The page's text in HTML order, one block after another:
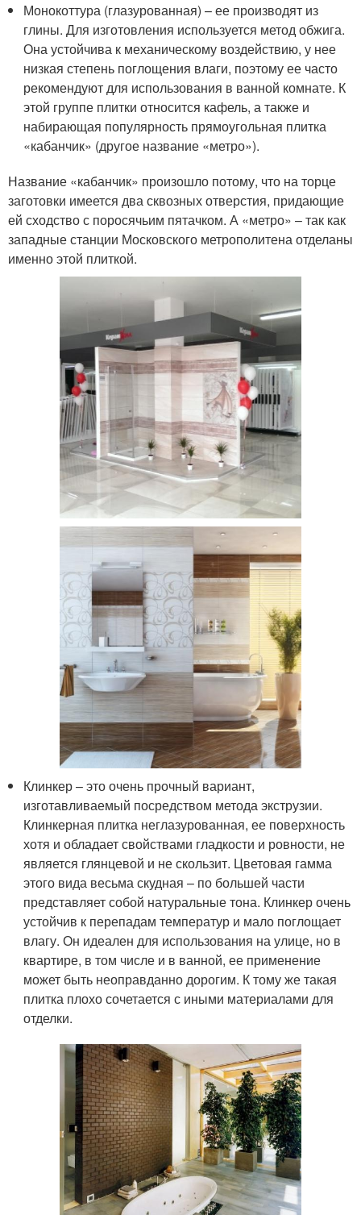
Монокоттура (глазурованная) – ее производят из
глины. Для изготовления используется метод обжига.
Она устойчива к механическому воздействию, у нее
низкая степень поглощения влаги, поэтому ее часто
рекомендуют для использования в ванной комнате. К
этой группе плитки относится кафель, а также и
набирающая популярность прямоугольная плитка
«кабанчик» (другое название «метро»).
Название «кабанчик» произошло потому, что на торце
заготовки имеется два сквозных отверстия, придающие
ей сходство с поросячьим пятачком. А «метро» – так как
западные станции Московского метрополитена отделаны
именно этой плиткой.
Клинкер – это очень прочный вариант,
изготавливаемый посредством метода экструзии.
Клинкерная плитка неглазурованная, ее поверхность
хотя и обладает свойствами гладкости и ровности, не
является глянцевой и не скользит. Цветовая гамма
этого вида весьма скудная – по большей части
представляет собой натуральные тона. Клинкер очень
устойчив к перепадам температур и мало поглощает
влагу. Он идеален для использования на улице, но в
квартире, в том числе и в ванной, ее применение
может быть неоправданно дорогим. К тому же такая
плитка плохо сочетается с иными материалами для
отделки.